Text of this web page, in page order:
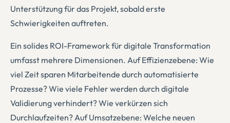
Unterstützung für das Projekt, sobald erste
Schwierigkeiten auftreten.
Ein solides ROI-Framework für digitale Transformation
umfasst mehrere Dimensionen. Auf Effizienzebene: Wie
viel Zeit sparen Mitarbeitende durch automatisierte
Prozesse? Wie viele Fehler werden durch digitale
Validierung verhindert? Wie verkürzen sich
Durchlaufzeiten? Auf Umsatzebene: Welche neuen